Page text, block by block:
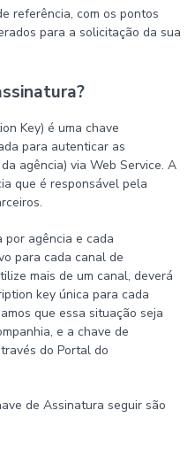
referência, com os pontos
para a solicitação da sua
Key) é uma chave
para autenticar as
agência) via Web Service. A
que é responsável pela
agência e cada
para cada canal de
mais de um canal, deverá
key única para cada
que essa situação seja
e a chave de
do Portal do
de Assinatura seguir são